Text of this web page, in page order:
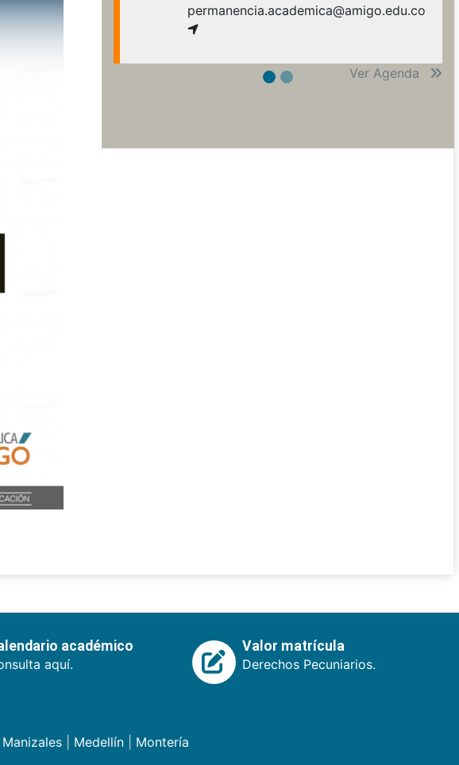
permanencia.academica@amigo.edu.co
Ver Agenda
académico
aquí.
Valor matrícula
Derechos Pecuniarios.
Manizales| Medellín| Montería